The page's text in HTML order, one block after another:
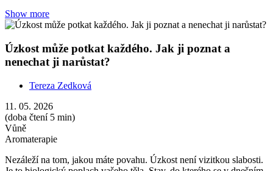
Show more
Úzkost může potkat každého. Jak ji poznat a
nenechat ji narůstat?
Tereza Zedková
11. 05. 2026
(doba čtení 5 min)
Vůně
Aromaterapie
Nezáleží na tom, jakou máte povahu. Úzkost není vizitkou slabosti.